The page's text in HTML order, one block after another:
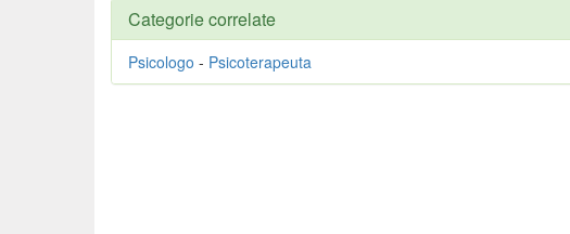
Categorie correlate
Psicologo - Psicoterapeuta